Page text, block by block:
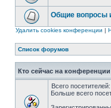
Общие вопросы
Удалить cookies конференции |
Список форумов
Кто сейчас на конференции
Всего посетителей:
Больше всего